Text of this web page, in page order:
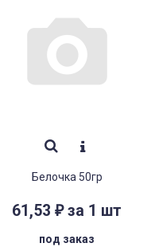
Белочка 50гр
61,53 ₽за 1 шт
под заказ